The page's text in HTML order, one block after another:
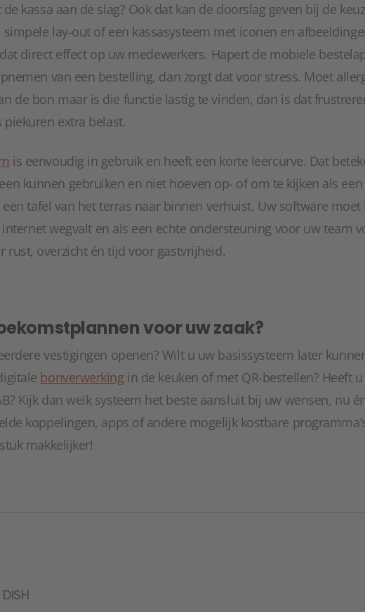
kassa aan de slag? Ook dat kan de doorslag geven bij de
lay-out of een kassasysteem met iconen en
direct effect op uw medewerkers. Hapert de mobiele
van een bestelling, dan zorgt dat voor stress. Moet
de bon maar is die functie lastig te vinden, dan is dat
extra belast.
is eenvoudig in gebruik en heeft een korte leercurve. Dat
kunnen gebruiken en niet hoeven op- of om te kijken als een
tafel van het terras naar binnen verhuist. Uw software
wegvalt en als een echte ondersteuning voor uw team
rust, overzicht én tijd voor gastvrijheid.
voor uw zaak?
vestigingen openen? Wilt u uw basissysteem later
bonverwerking in de keuken of met QR-bestellen? Heeft
Kijk dan welk systeem het beste aansluit bij uw wensen, nu
koppelingen, apps of andere mogelijk kostbare
makkelijker!